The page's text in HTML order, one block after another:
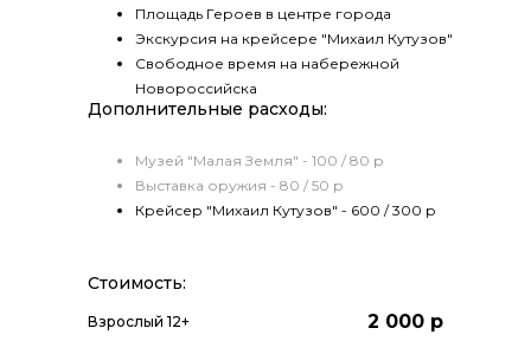
Взрослый 12+ 2 000 р
Площадь Героев в центре города
Экскурсия на крейсере "Михаил Кутузов"
Свободное время на набережной
Новороссийска
Стоимость:
Дополнительные расходы:
Музей "Малая Земля" - 100 / 80 р
Выставка оружия - 80 / 50 р
Крейсер "Михаил Кутузов" - 600 / 300 р